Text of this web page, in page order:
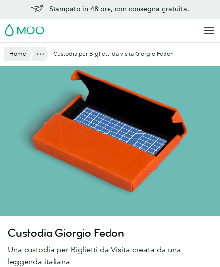
contenuto
principale
Stampato in 48 ore, con consegna gratuita.
MOO
Home Mostra tutto
Custodia per Biglietti da visita Giorgio Fedon
Custodia Giorgio Fedon
Una custodia per Biglietti da Visita creata da una
leggenda italiana